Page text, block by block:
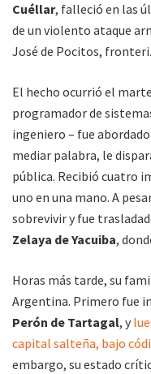
Cuéllar, falleció en las
de un violento ataque
José de Pocitos,
El hecho ocurrió el
programador de
ingeniero – fue
mediar palabra, le
pública. Recibió cuatro
uno en una mano. A
sobrevivir y fue
Zelaya de Yacuiba,
Horas más tarde, su
Argentina. Primero fue
Perón de Tartagal, y
capital salteña, bajo
embargo, su estado